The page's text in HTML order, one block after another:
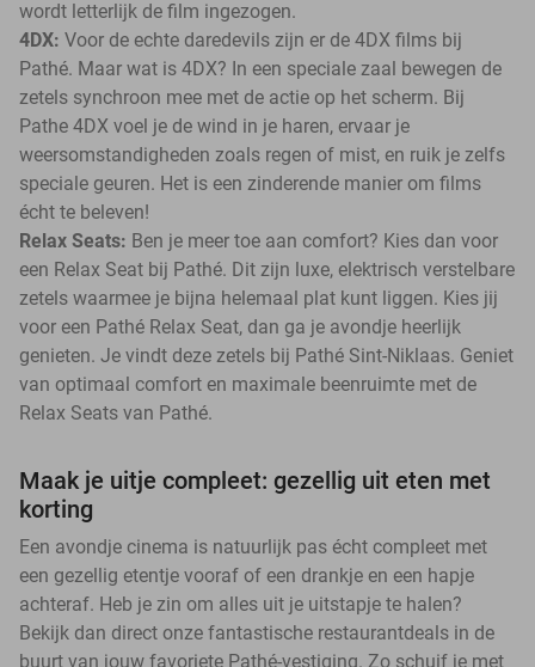
wordt letterlijk de film ingezogen.
4DX: Voor de echte daredevils zijn er de 4DX films bij
Pathé. Maar wat is 4DX? In een speciale zaal bewegen de
zetels synchroon mee met de actie op het scherm. Bij
Pathe 4DX voel je de wind in je haren, ervaar je
weersomstandigheden zoals regen of mist, en ruik je zelfs
speciale geuren. Het is een zinderende manier om films
écht te beleven!
Relax Seats: Ben je meer toe aan comfort? Kies dan voor
een Relax Seat bij Pathé. Dit zijn luxe, elektrisch verstelbare
zetels waarmee je bijna helemaal plat kunt liggen. Kies jij
voor een Pathé Relax Seat, dan ga je avondje heerlijk
genieten. Je vindt deze zetels bij Pathé Sint-Niklaas. Geniet
van optimaal comfort en maximale beenruimte met de
Relax Seats van Pathé.
Maak je uitje compleet: gezellig uit eten met
korting
Een avondje cinema is natuurlijk pas écht compleet met
een gezellig etentje vooraf of een drankje en een hapje
achteraf. Heb je zin om alles uit je uitstapje te halen?
Bekijk dan direct onze fantastische restaurantdeals in de
buurt van jouw favoriete Pathé-vestiging. Zo schuif je met